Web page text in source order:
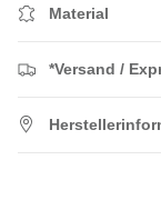
Material
*Versand /